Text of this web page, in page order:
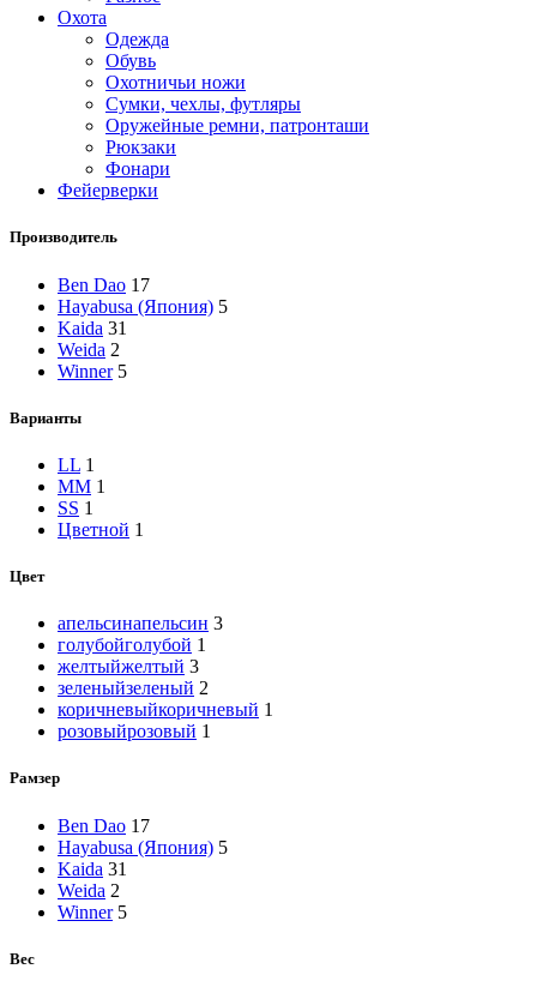
Охота
Одежда
Обувь
Охотничьи ножи
Сумки, чехлы, футляры
Оружейные ремни, патронташи
Рюкзаки
Фонари
Фейерверки
Производитель
Ben Dao 17
Hayabusa (Япония) 5
Kaida 31
Weida 2
Winner 5
Варианты
LL 1
MM 1
SS 1
Цветной 1
Цвет
апельсинапельсин 3
голубойголубой 1
желтыйжелтый 3
зеленыйзеленый 2
коричневыйкоричневый 1
розовыйрозовый 1
Рамзер
Ben Dao 17
Hayabusa (Япония) 5
Kaida 31
Weida 2
Winner 5
Вес